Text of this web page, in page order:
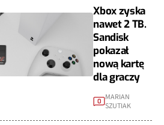
Xbox zyska
nawet 2 TB.
Sandisk
pokazał
nową kartę
dla graczy
0
MARIAN
SZUTIAK